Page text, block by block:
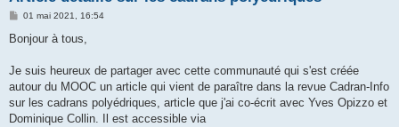
M
s
g
01 mai 2021, 16:54
Bonjour à tous,
Je suis heureux de partager avec cette communauté qui s'est créée
autour du MOOC un article qui vient de paraître dans la revue Cadran-Info
sur les cadrans polyédriques, article que j'ai co-écrit avec Yves Opizzo et
Dominique Collin. Il est accessible via